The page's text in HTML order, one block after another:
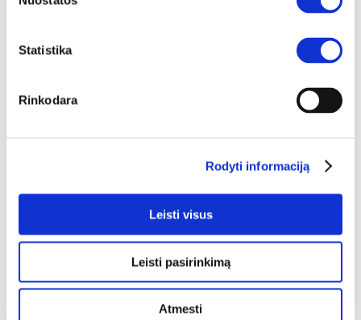
Statistika
Rinkodara
Rodyti informaciją
Leisti visus
Leisti pasirinkimą
Atmesti
Išmatavimai:
užsakymams
Skirtumas tarp užsakomų ir sandėlyje
esančių prekių kainų
949€